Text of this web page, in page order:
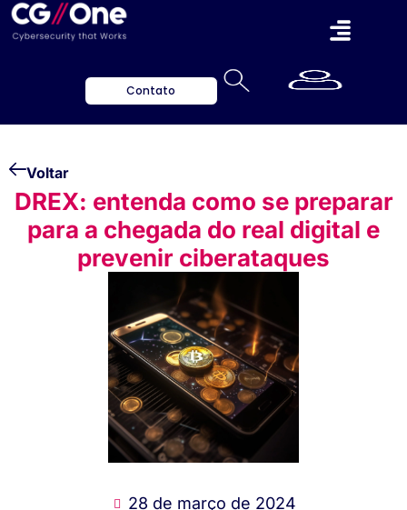
Contato
Voltar
DREX: entenda como se preparar
para a chegada do real digital e
prevenir ciberataques
28 de março de 2024